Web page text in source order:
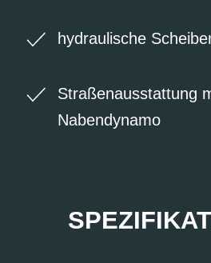
hydraulische
Straßenausstattung
Nabendynamo